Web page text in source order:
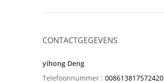
CONTACTGEGEVENS
yihong Deng
Telefoonnummer : 008613817572420